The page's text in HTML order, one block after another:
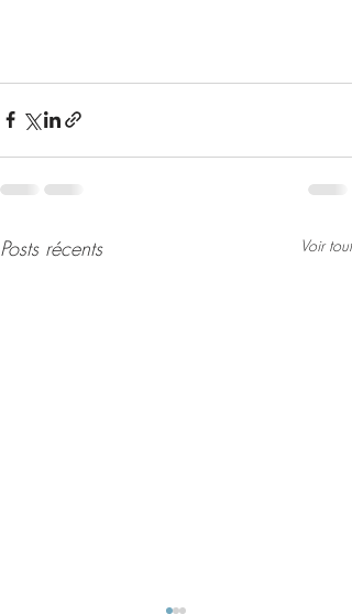
Posts récents Voir tout